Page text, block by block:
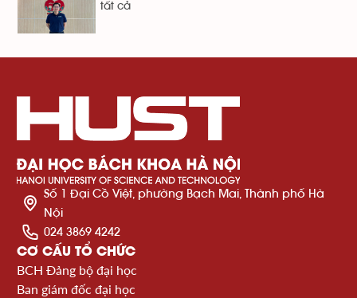
tất cả
Số 1 Đại Cồ Việt, phường Bạch Mai, Thành phố Hà
Nội
024 3869 4242
CƠ CẤU TỔ CHỨC
BCH Đảng bộ đại học
Ban giám đốc đại học